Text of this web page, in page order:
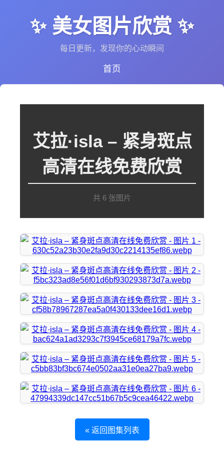
✨ 美女图片欣赏 ✨
每日更新，发现你的心动瞬间
首页
艾拉·isla – 紧身斑点
高清在线免费欣赏
共 6 张图片
« 返回图集列表